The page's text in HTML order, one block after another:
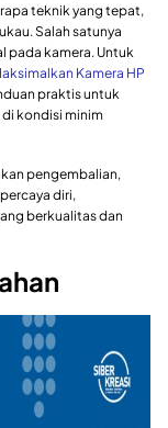
teknik yang tepat,
Salah satunya
pada kamera. Untuk
Kamera HP
praktis untuk
kondisi minim
pengembalian,
diri,
berkualitas dan